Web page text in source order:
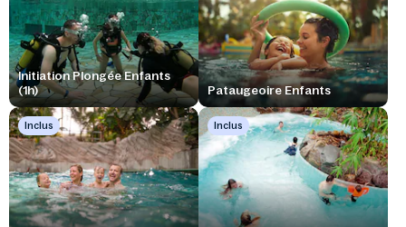
Initiation Plongée Enfants
(1h)
Pataugeoire Enfants
Inclus Inclus